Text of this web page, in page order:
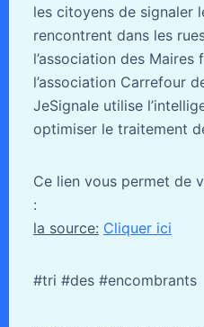
les citoyens de signaler
rencontrent dans les
l’association des Maires
l’association Carrefour
JeSignale utilise
optimiser le traitement
Ce lien vous permet de
:
la source: Cliquer ici
#tri #des #encombrants